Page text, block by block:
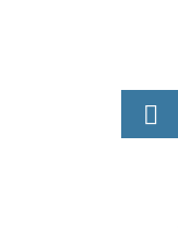
